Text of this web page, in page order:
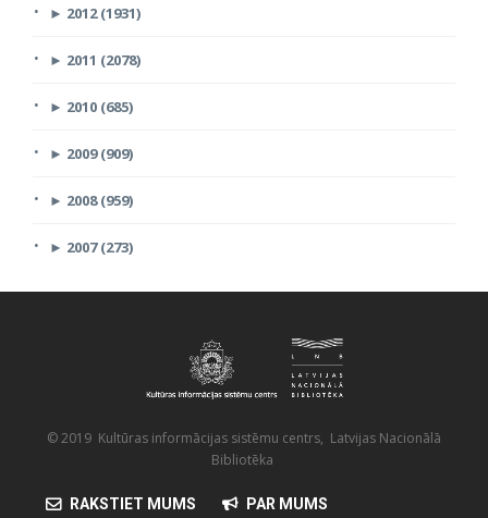
► 2012 (1931)
► 2011 (2078)
► 2010 (685)
► 2009 (909)
► 2008 (959)
► 2007 (273)
© 2019 Kultūras informācijas sistēmu centrs, Latvijas Nacionālā
Bibliotēka
RAKSTIET MUMS PAR MUMS